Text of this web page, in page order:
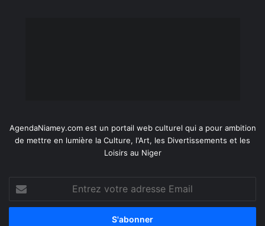
AgendaNiamey.com est un portail web culturel qui a pour ambition
de mettre en lumière la Culture, l'Art, les Divertissements et les
Loisirs au Niger
Entrez
votre
adresse